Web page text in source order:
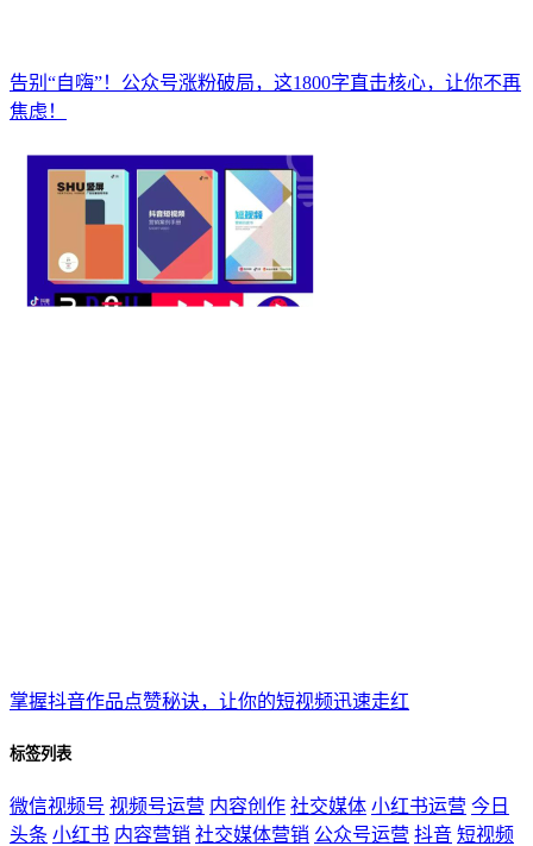
告别“自嗨”！公众号涨粉破局，这1800字直击核心，让你不再
焦虑！
掌握抖音作品点赞秘诀，让你的短视频迅速走红
标签列表
微信视频号 视频号运营 内容创作 社交媒体 小红书运营 今日
头条 小红书 内容营销 社交媒体营销 公众号运营 抖音 短视频